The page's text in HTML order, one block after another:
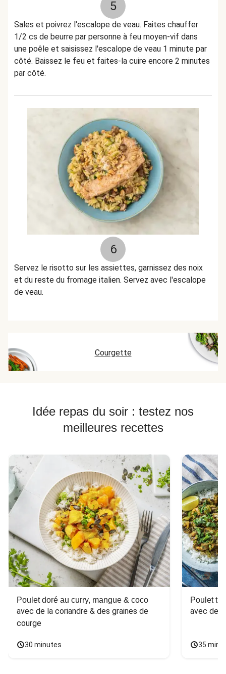
5
Sales et poivrez l'escalope de veau. Faites chauffer
1/2 cs de beurre par personne à feu moyen-vif dans
une poêle et saisissez l'escalope de veau 1 minute par
côté. Baissez le feu et faites-la cuire encore 2 minutes
par côté.
6
Servez le risotto sur les assiettes, garnissez des noix
et du reste du fromage italien. Servez avec l'escalope
de veau.
Courgette
Idée repas du soir : testez nos
meilleures recettes
Poulet doré au curry, mangue & coco
avec de la coriandre & des graines de
courge
30 minutes
Poulet
avec des
35